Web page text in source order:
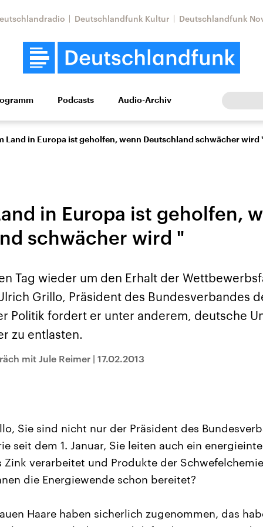
Deutschlandfunk Kultur Deutschlandfunk
Wissen Kultur Europa
und
gehören die
Staaten zu
der Erde, mit
Einfluss auf das
Weltgeschehen.
Nahostkonflikt
Der Überfall der
palästinensischen
Terrororganisation
Hamas im Oktober 2023
auf Israel hat in der
Region wieder die
möchte die Hamas
die Hisbollah im Libanon
Der Iran – seit der
Islamischen
1979 auch
Republik Iran – ist
von einem
Religionsführer
Podcasts Audio-Archiv
Land in Europa ist geholfen, wenn Deutschland schwächer wird
in Europa ist geholfen,
schwächer wird "
Tag wieder um den Erhalt der
Grillo, Präsident des Bundesverbandes
Politik fordert er unter anderem, deutsche
zu entlasten.
mit Jule Reimer | 17.02.2013
Sie sind nicht nur der Präsident des
seit dem 1. Januar, Sie leiten auch ein
Zink verarbeitet und Produkte der
die Energiewende schon bereitet?
Haare haben sicherlich zugenommen, das